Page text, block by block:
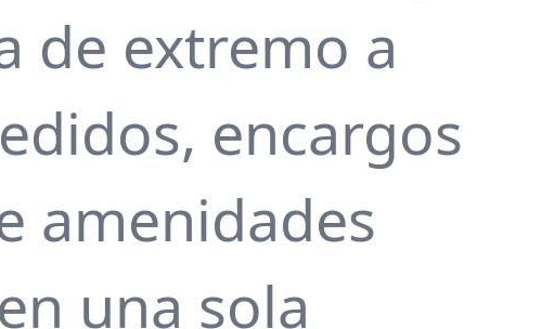
de extremo a
encargos
amenidades
una sola